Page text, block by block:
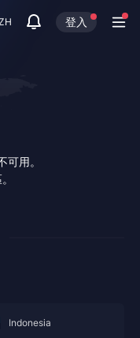
登入
可用。
Indonesia